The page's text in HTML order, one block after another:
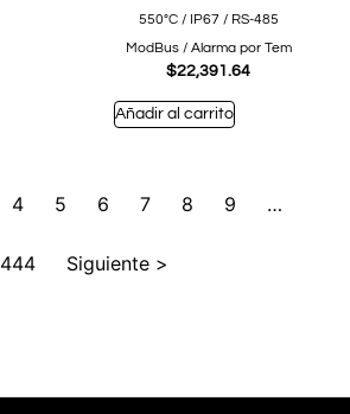
550°C / IP67 / RS-485
ModBus / Alarma por Tem
$22,391.64
Añadir al carrito
4 5 6 7 8 9 …
444 Siguiente >